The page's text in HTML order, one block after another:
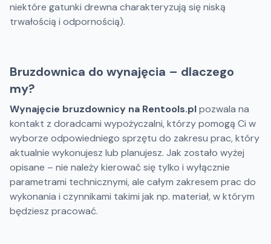
niektóre gatunki drewna charakteryzują się niską
trwałością i odpornością).
Bruzdownica do wynajęcia – dlaczego
my?
Wynajęcie bruzdownicy na Rentools.plpozwala na
kontakt z doradcami wypożyczalni, którzy pomogą Ci w
wyborze odpowiedniego sprzętu do zakresu prac, który
aktualnie wykonujesz lub planujesz. Jak zostało wyżej
opisane – nie należy kierować się tylko i wyłącznie
parametrami technicznymi, ale całym zakresem prac do
wykonania i czynnikami takimi jak np. materiał, w którym
będziesz pracować.